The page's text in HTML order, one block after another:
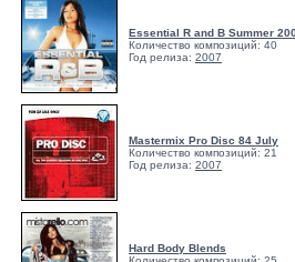
Essential R and B Summer
Количество композиций: 40
Год релиза: 2007
Mastermix Pro Disc 84 July
Количество композиций: 21
Год релиза: 2007
Hard Body Blends